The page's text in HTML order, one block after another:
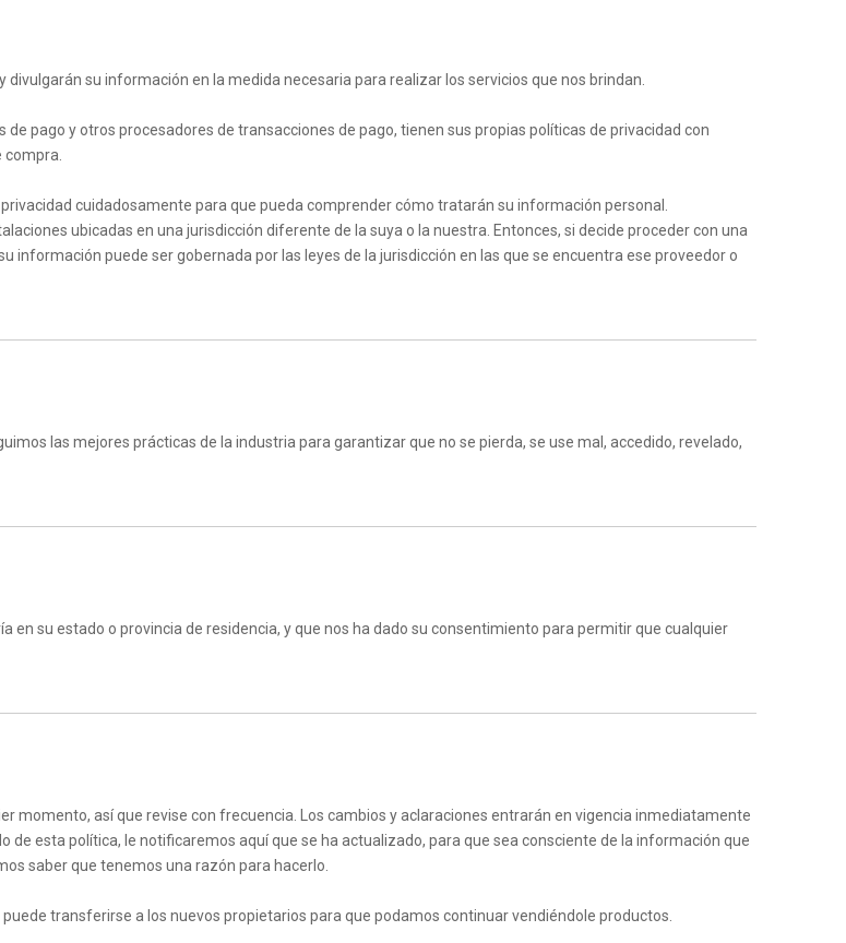
su información en la medida necesaria para realizar los servicios que nos brindan.
pago y otros procesadores de transacciones de pago, tienen sus propias políticas de privacidad con
cuidadosamente para que pueda comprender cómo tratarán su información personal.
ubicadas en una jurisdicción diferente de la suya o la nuestra. Entonces, si decide proceder con una
información puede ser gobernada por las leyes de la jurisdicción en las que se encuentra ese proveedor o
las mejores prácticas de la industria para garantizar que no se pierda, se use mal, accedido, revelado,
su estado o provincia de residencia, y que nos ha dado su consentimiento para permitir que cualquier
momento, así que revise con frecuencia. Los cambios y aclaraciones entrarán en vigencia inmediatamente
de esta política, le notificaremos aquí que se ha actualizado, para que sea consciente de la información que
saber que tenemos una razón para hacerlo.
transferirse a los nuevos propietarios para que podamos continuar vendiéndole productos.